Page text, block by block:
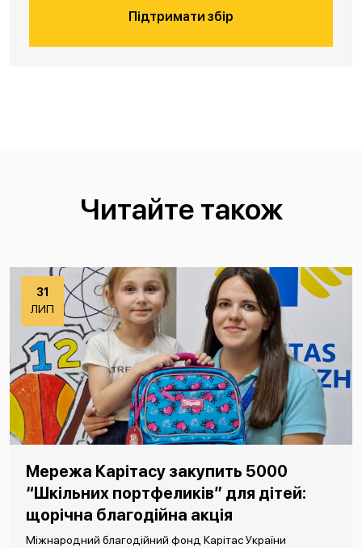
Підтримати збір
Читайте також
31
ЛИП
Мережа Карітасу закупить 5000
“Шкільних портфеликів” для дітей:
щорічна благодійна акція
Міжнародний благодійний фонд Карітас України